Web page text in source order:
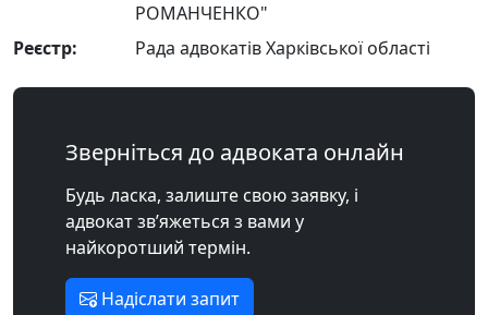
РОМАНЧЕНКО"
Реєстр:
Рада адвокатів Харківської області
Зверніться до адвоката онлайн
Будь ласка, залиште свою заявку, і
адвокат зв’яжеться з вами у
найкоротший термін.
Надіслати запит